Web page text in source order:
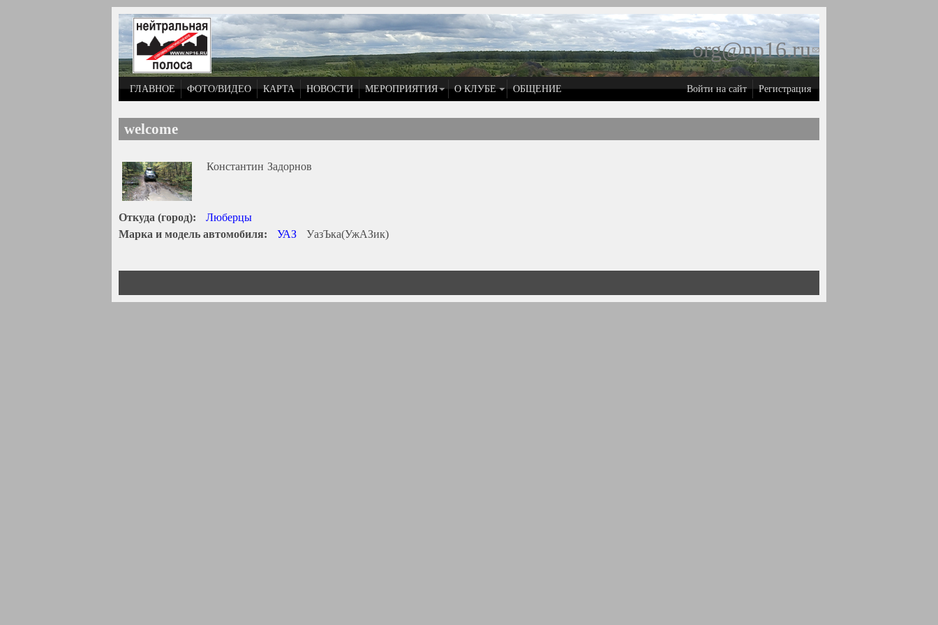
Перейти к основному содержанию
org@np16.ru(ссылка для
отправки
ГЛАВНОЕ ФОТО/ВИДЕО КАРТА НОВОСТИ МЕРОПРИЯТИЯ О КЛУБЕ ОБЩЕНИЕ Войти на сайт Регистрация
welcome
Константин Задорнов
Откуда (город):
Люберцы
Марка и модель автомобиля:
УАЗ УазЪка(УжАЗик)